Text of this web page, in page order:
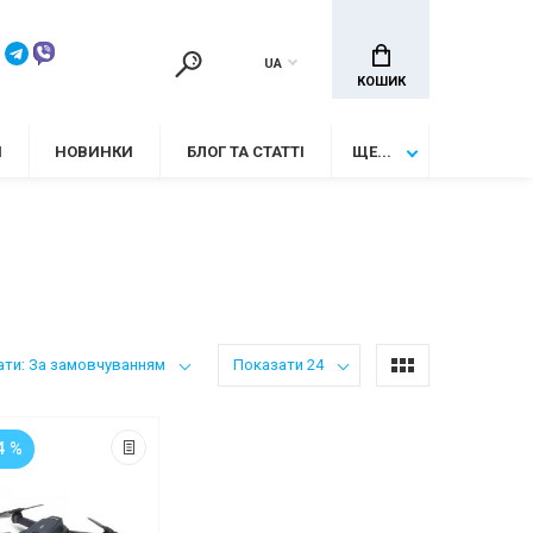
UA
КОШИК
НОВИНКИ БЛОГ ТА СТАТТІ ЩЕ...
За замовчуванням Показати 24
%